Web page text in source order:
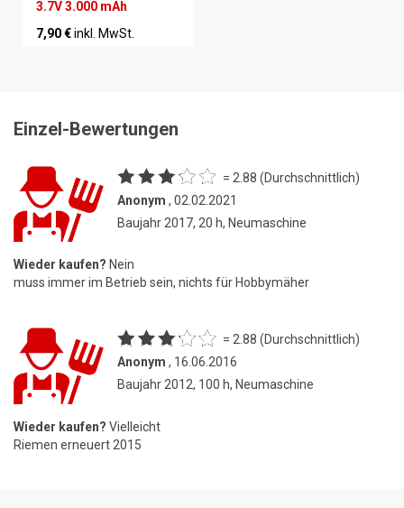
3.7V 3.000 mAh
7,90 €inkl. MwSt.
Einzel-Bewertungen
= 2.88 (Durchschnittlich)
Anonym , 02.02.2021
Baujahr 2017, 20 h, Neumaschine
Wieder kaufen? Nein
muss immer im Betrieb sein, nichts für Hobbymäher
= 2.88 (Durchschnittlich)
Anonym , 16.06.2016
Baujahr 2012, 100 h, Neumaschine
Wieder kaufen? Vielleicht
Riemen erneuert 2015